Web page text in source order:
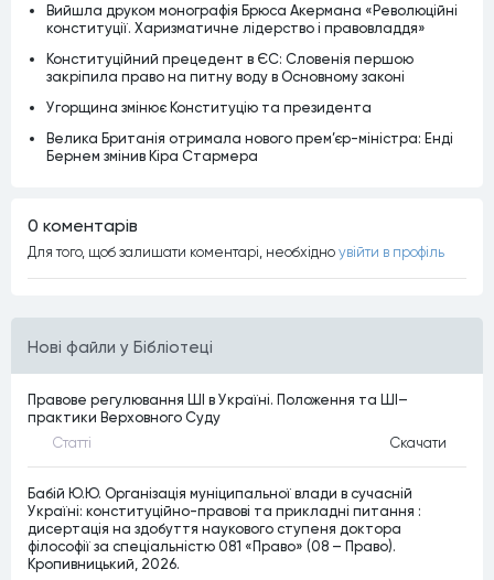
Нові файли у Бібліотеці
Правове регулювання ШІ в Україні. Положення та ШІ–
практики Верховного Суду
Статтi Скачати
Бабій Ю.Ю. Організація муніципальної влади в сучасній
Україні: конституційно-правові та прикладні питання :
дисертація на здобуття наукового ступеня доктора
філософії за спеціальністю 081 «Право» (08 – Право).
Кропивницький, 2026.
Вийшла друком монографія Брюса Акермана «Революційні
конституції. Харизматичне лідерство і правовладдя»
Конституційний прецедент в ЄС: Словенія першою
закріпила право на питну воду в Основному законі
Угорщина змінює Конституцію та президента
Велика Британія отримала нового прем’єр-міністра: Енді
Бернем змінив Кіра Стармера
0 коментарiв
Для того, щоб залишати коментарi, необхiдно увiйти в профiль